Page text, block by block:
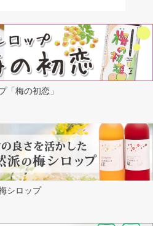
「梅の初恋」
シロップ